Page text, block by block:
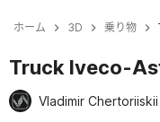
ホーム 3D 乗り物
Truck Iveco-
Vladimir Chertoriiskii